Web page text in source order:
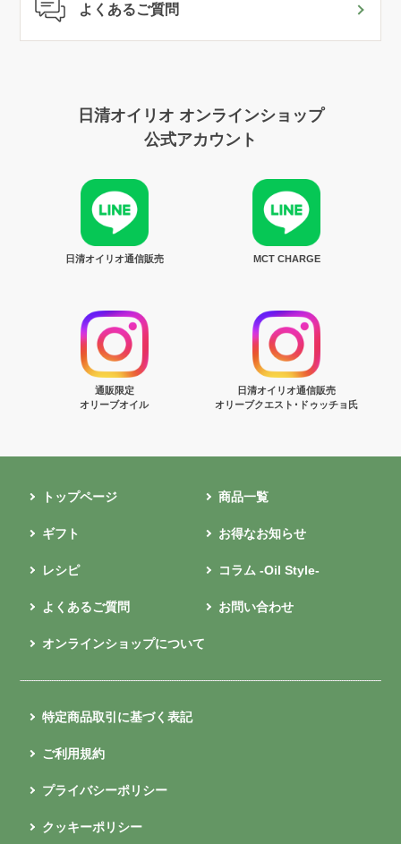
よくあるご質問
日清オイリオ オンラインショップ
公式アカウント
日清オイリオ通信販売 MCT CHARGE
通販限定
オリーブオイル
日清オイリオ通信販売
オリーブクエスト･ドゥッチョ氏
トップページ 商品一覧
ギフト お得なお知らせ
レシピ コラム -Oil Style-
よくあるご質問 お問い合わせ
オンラインショップについて
特定商品取引に基づく表記
ご利用規約
プライバシーポリシー
クッキーポリシー